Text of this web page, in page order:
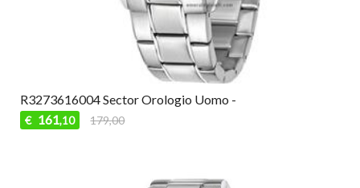
R3273616004 Sector Orologio Uomo -
€ 161,10 179,00